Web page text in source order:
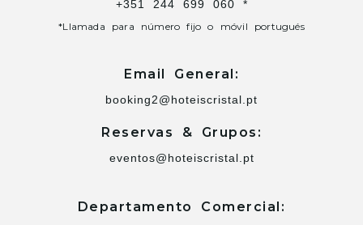
+351 244 699 060 *
*Llamada para número fijo o móvil portugués
Email General:
booking2@hoteiscristal.pt
Reservas & Grupos:
eventos@hoteiscristal.pt
Departamento Comercial: